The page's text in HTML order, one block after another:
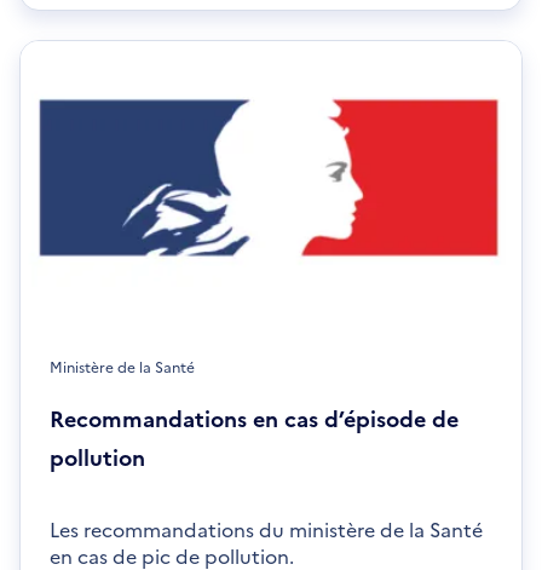
nouvelle
Ministère de la Santé
Recommandations en cas d’épisode de
pollution
Les recommandations du ministère de la Santé
en cas de pic de pollution.